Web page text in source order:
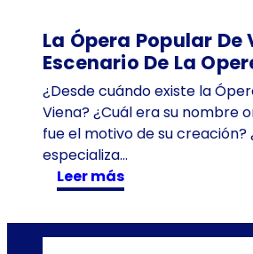
ñ
o
s
e
n
T
i
e
T
La Ópera Popular De
Escenario De La
¿Desde cuándo existe la
Viena? ¿Cuál era su nombre
fue el motivo de su creación?
especializa…
Leer más:
L
a
Ó